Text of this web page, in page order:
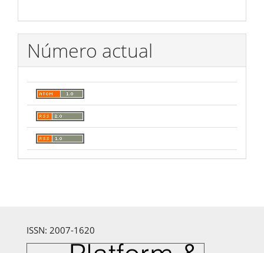
Número actual
ISSN: 2007-1620